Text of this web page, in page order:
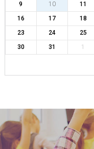
9
10 11
16
17 18
23
24 25
30
31 1